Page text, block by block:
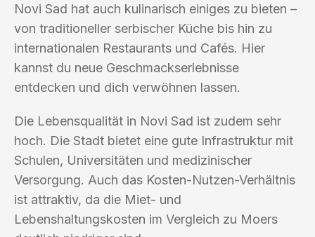
Novi Sad hat auch kulinarisch einiges zu bieten –
von traditioneller serbischer Küche bis hin zu
internationalen Restaurants und Cafés. Hier
kannst du neue Geschmackserlebnisse
entdecken und dich verwöhnen lassen.
Die Lebensqualität in Novi Sad ist zudem sehr
hoch. Die Stadt bietet eine gute Infrastruktur mit
Schulen, Universitäten und medizinischer
Versorgung. Auch das Kosten-Nutzen-Verhältnis
ist attraktiv, da die Miet- und
Lebenshaltungskosten im Vergleich zu Moers